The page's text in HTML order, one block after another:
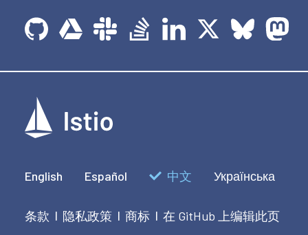
English Español 中文 Українська
条款 | 隐私政策 | 商标 | 在 GitHub 上编辑此页